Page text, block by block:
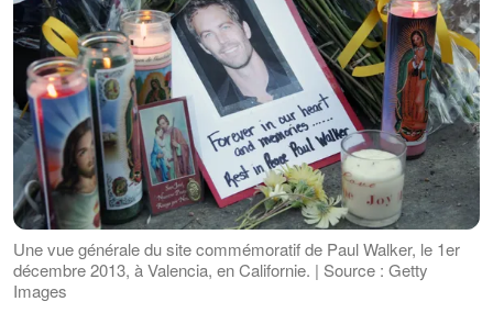
Une vue générale du site commémoratif de Paul Walker, le 1er
décembre 2013, à Valencia, en Californie. | Source : Getty
Images